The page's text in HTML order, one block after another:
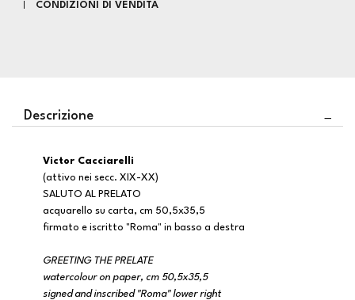
CONDIZIONI DI VENDITA
Descrizione
Victor Cacciarelli
(attivo nei secc. XIX-XX)
SALUTO AL PRELATO
acquarello su carta, cm 50,5x35,5
firmato e iscritto "Roma" in basso a destra
GREETING THE PRELATE
watercolour on paper, cm 50,5x35,5
signed and inscribed "Roma" lower right